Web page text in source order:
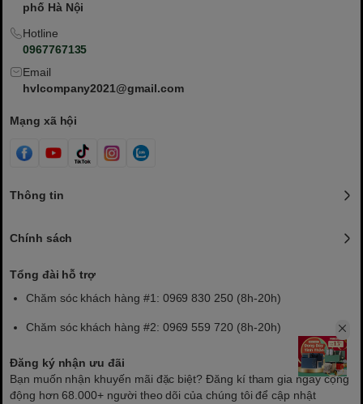
phố Hà Nội
Hotline
0967767135
Email
hvlcompany2021@gmail.com
Mạng xã hội
Thông tin
Chính sách
Tổng đài hỗ trợ
Chăm sóc khách hàng #1: 0969 830 250 (8h-20h)
Chăm sóc khách hàng #2: 0969 559 720 (8h-20h)
Đăng ký nhận ưu đãi
Bạn muốn nhận khuyến mãi đặc biệt? Đăng kí tham gia ngay cộng
động hơn 68.000+ người theo dõi của chúng tôi để cập nhật